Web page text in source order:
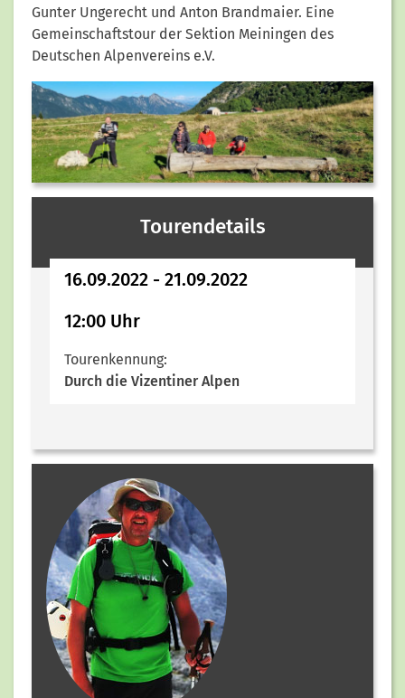
Gunter Ungerecht und Anton Brandmaier. Eine
Gemeinschaftstour der Sektion Meiningen des
Deutschen Alpenvereins e.V.
Tourendetails
16.09.2022 - 21.09.2022
12:00 Uhr
Tourenkennung:
Durch die Vizentiner Alpen